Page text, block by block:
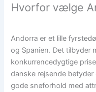
Hvorfor vælge
Andorra er et lille
og Spanien. Det tilbyder
konkurrencedygtige
danske rejsende
gode sneforhold med